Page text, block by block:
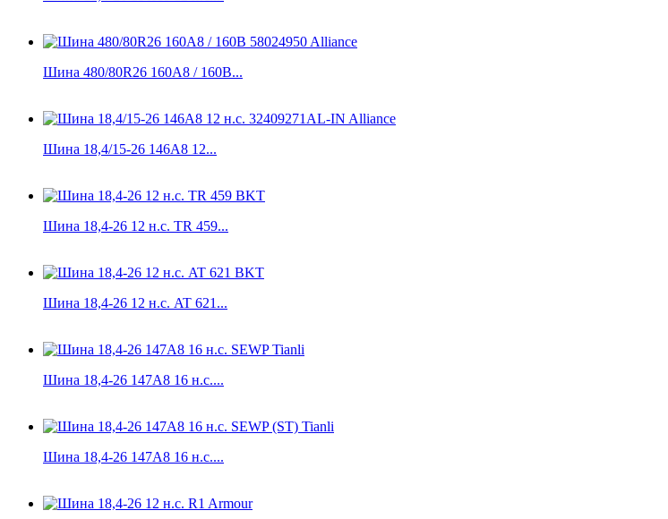
Шина 480/80R26 160A8 / 160B...
Шина 18,4/15-26 146A8 12...
Шина 18,4-26 12 н.с. TR 459...
Шина 18,4-26 12 н.с. AT 621...
Шина 18,4-26 147A8 16 н.с....
Шина 18,4-26 147A8 16 н.с....